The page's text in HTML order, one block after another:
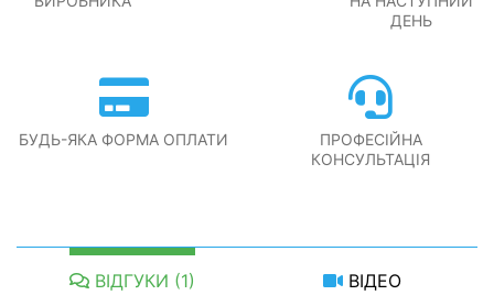
ДЕНЬ
БУДЬ-ЯКА ФОРМА ОПЛАТИ
ПРОФЕСІЙНА
КОНСУЛЬТАЦІЯ
ВІДГУКИ (1) ВІДЕО